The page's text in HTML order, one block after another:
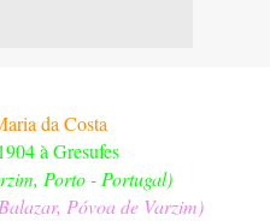
da Costa
à Gresufes
Porto - Portugal)
Balazar, Póvoa de Varzim)